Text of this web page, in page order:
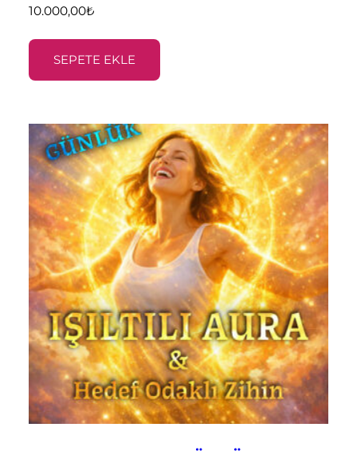
10.000,00₺
SEPETE EKLE